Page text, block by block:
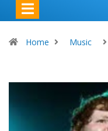
Home Music